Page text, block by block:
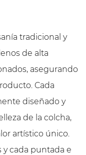
tradicional y
de alta
asegurando
Cada
diseñado y
de la colcha,
artístico único.
y cada puntada e